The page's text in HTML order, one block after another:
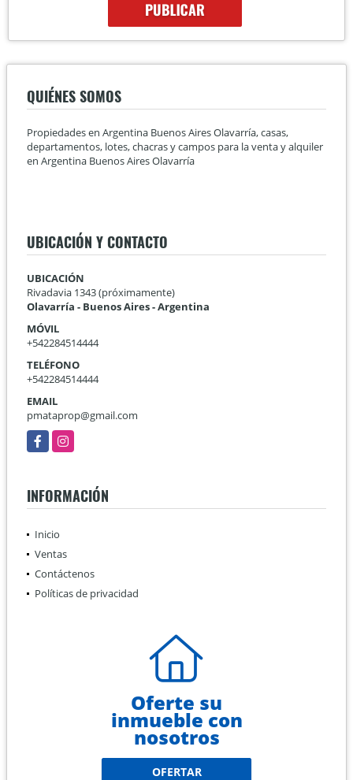
QUIÉNES SOMOS
Propiedades en Argentina Buenos Aires Olavarría, casas,
departamentos, lotes, chacras y campos para la venta y alquiler
en Argentina Buenos Aires Olavarría
UBICACIÓN Y CONTACTO
UBICACIÓN
Rivadavia 1343 (próximamente)
Olavarría - Buenos Aires - Argentina
MÓVIL
+542284514444
TELÉFONO
+542284514444
EMAIL
pmataprop@gmail.com
FacebookInstagram
INFORMACIÓN
Inicio
Ventas
Contáctenos
Políticas de privacidad
Oferte su
inmueble con
nosotros
OFERTAR